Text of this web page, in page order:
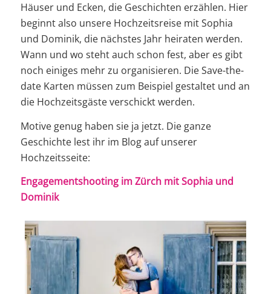
Häuser und Ecken, die Geschichten erzählen. Hier
beginnt also unsere Hochzeitsreise mit Sophia
und Dominik, die nächstes Jahr heiraten werden.
Wann und wo steht auch schon fest, aber es gibt
noch einiges mehr zu organisieren. Die Save-the-
date Karten müssen zum Beispiel gestaltet und an
die Hochzeitsgäste verschickt werden.
Motive genug haben sie ja jetzt. Die ganze
Geschichte lest ihr im Blog auf unserer
Hochzeitsseite:
Engagementshooting im Zürch mit Sophia und
Dominik